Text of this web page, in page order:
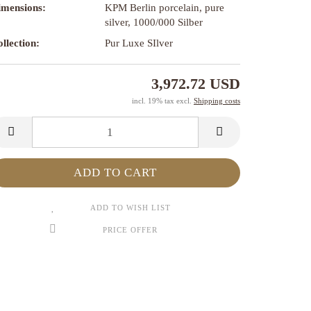
KPM Berlin porcelain, pure
silver, 1000/000 Silber
Pur Luxe SIlver
3,972.72 USD
incl. 19% tax excl. Shipping costs
ADD TO WISH LIST
PRICE OFFER